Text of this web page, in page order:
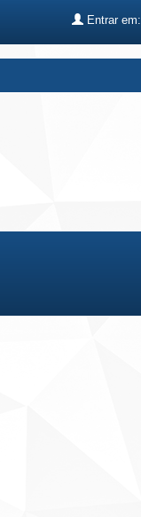
Entrar em: